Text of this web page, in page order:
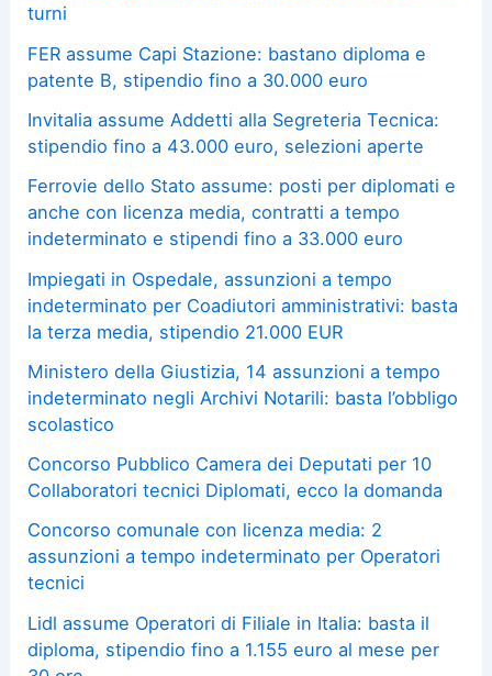
turni
FER assume Capi Stazione: bastano diploma e
patente B, stipendio fino a 30.000 euro
Invitalia assume Addetti alla Segreteria Tecnica:
stipendio fino a 43.000 euro, selezioni aperte
Ferrovie dello Stato assume: posti per diplomati e
anche con licenza media, contratti a tempo
indeterminato e stipendi fino a 33.000 euro
Impiegati in Ospedale, assunzioni a tempo
indeterminato per Coadiutori amministrativi: basta
la terza media, stipendio 21.000 EUR
Ministero della Giustizia, 14 assunzioni a tempo
indeterminato negli Archivi Notarili: basta l’obbligo
scolastico
Concorso Pubblico Camera dei Deputati per 10
Collaboratori tecnici Diplomati, ecco la domanda
Concorso comunale con licenza media: 2
assunzioni a tempo indeterminato per Operatori
tecnici
Lidl assume Operatori di Filiale in Italia: basta il
diploma, stipendio fino a 1.155 euro al mese per